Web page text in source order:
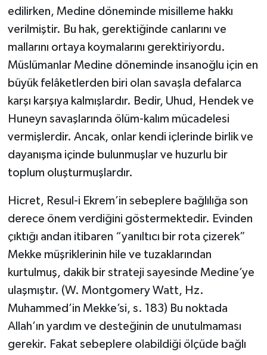
edilirken, Medine döneminde misilleme hakkı
verilmiştir. Bu hak, gerektiğinde canlarını ve
mallarını ortaya koymalarını gerektiriyordu.
Müslümanlar Medine döneminde insanoğlu için en
büyük felâketlerden biri olan savaşla defalarca
karşı karşıya kalmışlardır. Bedir, Uhud, Hendek ve
Huneyn savaşlarında ölüm-kalım mücadelesi
vermişlerdir. Ancak, onlar kendi içlerinde birlik ve
dayanışma içinde bulunmuşlar ve huzurlu bir
toplum oluşturmuşlardır.
Hicret, Resul-i Ekrem’in sebeplere bağlılığa son
derece önem verdiğini göstermektedir. Evinden
çıktığı andan itibaren “yanıltıcı bir rota çizerek”
Mekke müşriklerinin hile ve tuzaklarından
kurtulmuş, dakik bir strateji sayesinde Medine’ye
ulaşmıştır. (W. Montgomery Watt, Hz.
Muhammed’in Mekke’si, s. 183) Bu noktada
Allah’ın yardım ve desteğinin de unutulmaması
gerekir. Fakat sebeplere olabildiği ölçüde bağlı